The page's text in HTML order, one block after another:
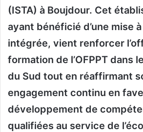
(ISTA) à Boujdour. Cet
ayant bénéficié d’une mise
intégrée, vient renforcer
formation de l’OFPPT dans
du Sud tout en réaffirmant
engagement continu en
développement de
qualifiées au service de